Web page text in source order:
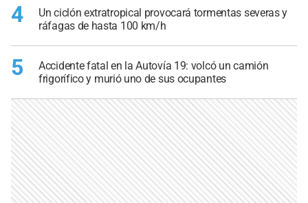
4
Un ciclón extratropical provocará tormentas severas y
ráfagas de hasta 100 km/h
5
Accidente fatal en la Autovía 19: volcó un camión
frigorífico y murió uno de sus ocupantes